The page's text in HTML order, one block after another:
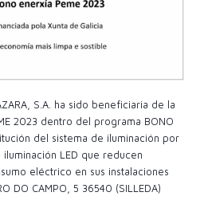
S.A. ha sido beneficiaria de la
2023 dentro del programa BONO
del sistema de iluminación por
LED que reducen
eléctrico en sus instalaciones
DO CAMPO, 5 36540 (SILLEDA)